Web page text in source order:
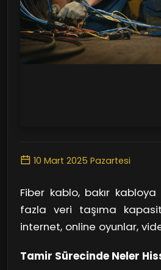
10 Mart 2025 Pazartesi
Fiber kablo, bakır
fazla veri taşıma
internet, online oyunlar,
gereklilik haline geldi.
Tamir Sürecinde Neler